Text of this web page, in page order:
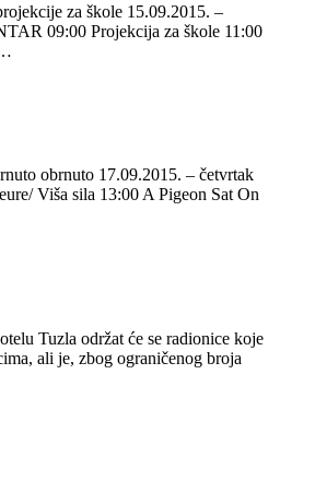
za škole 15.09.2015. –
09:00 Projekcija za škole 11:00
obrnuto 17.09.2015. – četvrtak
Viša sila 13:00 A Pigeon Sat On
Tuzla održat će se radionice koje
ali je, zbog ograničenog broja